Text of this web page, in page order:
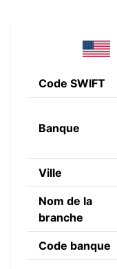
Code SWIFT
Banque
Ville
Nom de la
branche
Code banque